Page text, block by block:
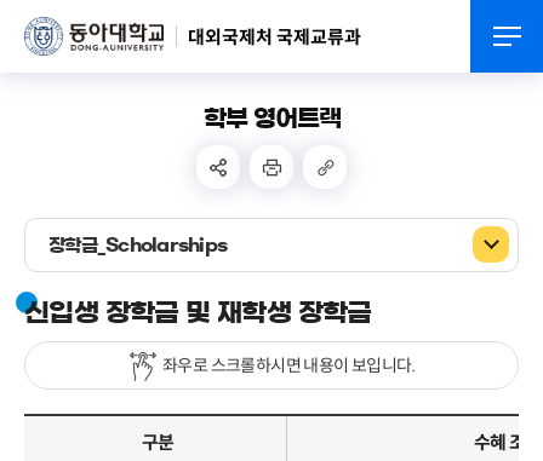
대외국제처 국제교류과
학부 영어트랙
장학금_Scholarships
신입생 장학금 및 재학생 장학금
좌우로 스크롤하시면 내용이 보입니다.
구분 수혜 조건